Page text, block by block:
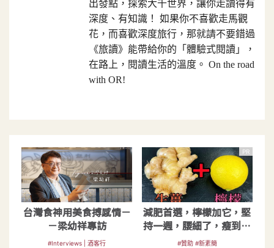
出發點，探索大千世界，讓你走讀得有
深度、有知識！ 如果你不喜歡走馬觀
花，而喜歡深度旅行，那就請不要錯過
《旅讀》能帶給你的「體驗式閱讀」，
在路上，閱讀生活的溫度。 On the road
with OR!
台灣食神用美食搏感情－
－梁幼祥專訪
#Interviews | 酒客行
PR
減肥首選，檸檬加它，堅
持一週，腰細了，瘦到你
懷疑人生
#贊助 #新素簡